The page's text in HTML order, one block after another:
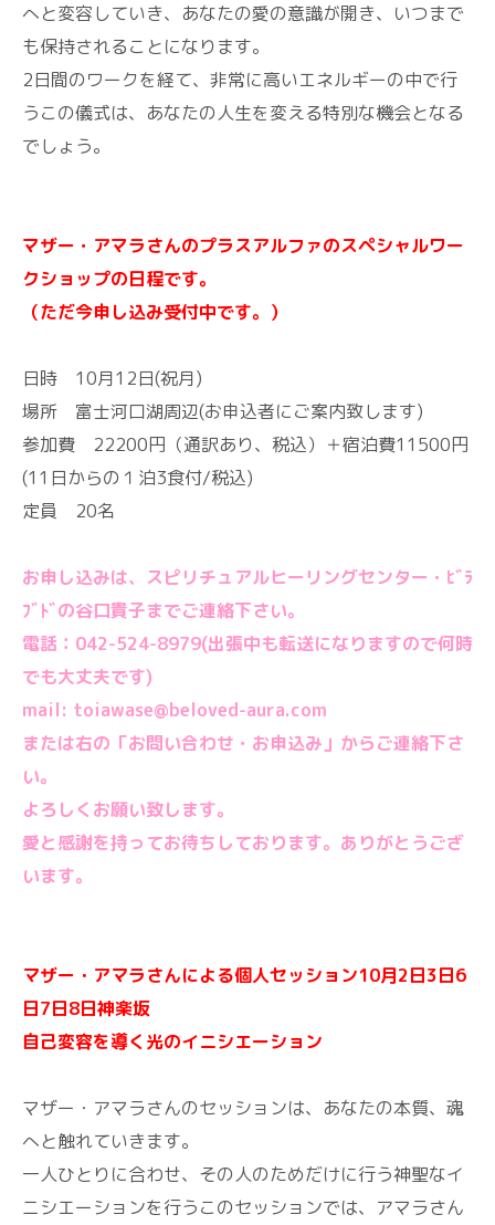
へと変容していき、あなたの愛の意識が開き、いつまで
も保持されることになります。
2日間のワークを経て、非常に高いエネルギーの中で行
うこの儀式は、あなたの人生を変える特別な機会となる
でしょう。
マザー・アマラさんのプラスアルファのスペシャルワー
クショップの日程です。
（ただ今申し込み受付中です。）
日時 10月12日(祝月)
場所 富士河口湖周辺(お申込者にご案内致します)
参加費 22200円（通訳あり、税込）＋宿泊費11500円
(11日からの１泊3食付/税込)
定員 20名
お申し込みは、スピリチュアルヒーリングセンター・ﾋﾞﾗ
ﾌﾞﾄﾞの谷口貴子までご連絡下さい。
電話：042-524-8979(出張中も転送になりますので何時
でも大丈夫です)
mail: toiawase@beloved-aura.com
または右の「お問い合わせ・お申込み」からご連絡下さ
い。
よろしくお願い致します。
愛と感謝を持ってお待ちしております。ありがとうござ
います。
マザー・アマラさんによる個人セッション10月2日3日6
日7日8日神楽坂
自己変容を導く光のイニシエーション
マザー・アマラさんのセッションは、あなたの本質、魂
へと触れていきます。
一人ひとりに合わせ、その人のためだけに行う神聖なイ
ニシエーションを行うこのセッションでは、アマラさん